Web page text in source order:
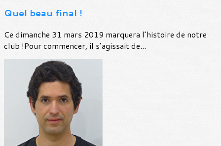
Quel beau final !
Ce dimanche 31 mars 2019 marquera l’histoire de notre
club !Pour commencer, il s’agissait de...